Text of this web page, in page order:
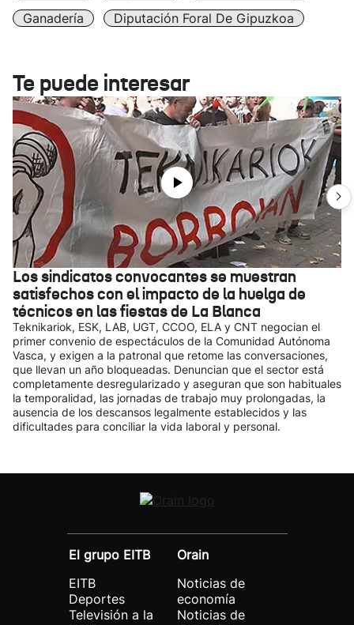
Ganadería
Diputación Foral De Gipuzkoa
Te puede interesar
Los sindicatos convocantes se muestran
satisfechos con el impacto de la huelga de
técnicos en las fiestas de La Blanca
Teknikariok, ESK, LAB, UGT, CCOO, ELA y CNT negocian el
primer convenio de espectáculos de la Comunidad Autónoma
Vasca, y exigen a la patronal que retome las conversaciones,
que llevan un año bloqueadas. Denuncian que el sector está
completamente desregularizado y aseguran que son habituales
la temporalidad, las jornadas de trabajo muy prolongadas, la
ausencia de los descansos legalmente establecidos y las
dificultades para conciliar la vida laboral y personal.
El grupo EITB
EITB
Deportes
Televisión a la
Orain
Noticias de
economía
Noticias de